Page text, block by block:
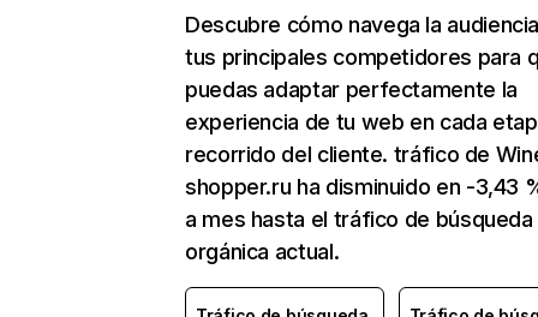
Descubre cómo navega la
tus principales competidores para
puedas adaptar perfectamente la
experiencia de tu web en cada
recorrido del cliente. tráfico de
shopper.ru ha disminuido en -3,43
a mes hasta el tráfico de búsqueda
orgánica actual.